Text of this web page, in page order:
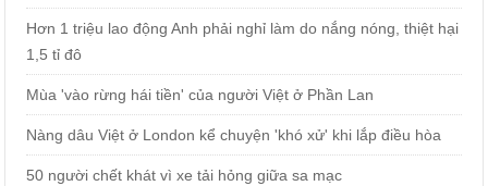
Hơn 1 triệu lao động Anh phải nghỉ làm do nắng nóng, thiệt hại
1,5 tỉ đô
Mùa 'vào rừng hái tiền' của người Việt ở Phần Lan
Nàng dâu Việt ở London kể chuyện 'khó xử' khi lắp điều hòa
50 người chết khát vì xe tải hỏng giữa sa mạc